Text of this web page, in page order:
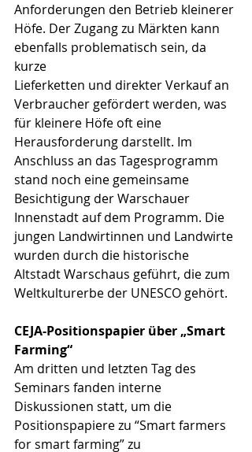
Anforderungen den Betrieb kleinerer
Höfe. Der Zugang zu Märkten kann
ebenfalls problematisch sein, da
kurze
Lieferketten und direkter Verkauf an
Verbraucher gefördert werden, was
für kleinere Höfe oft eine
Herausforderung darstellt. Im
Anschluss an das Tagesprogramm
stand noch eine gemeinsame
Besichtigung der Warschauer
Innenstadt auf dem Programm. Die
jungen Landwirtinnen und Landwirte
wurden durch die historische
Altstadt Warschaus geführt, die zum
Weltkulturerbe der UNESCO gehört.
CEJA-Positionspapier über „Smart
Farming“
Am dritten und letzten Tag des
Seminars fanden interne
Diskussionen statt, um die
Positionspapiere zu “Smart farmers
for smart farming” zu